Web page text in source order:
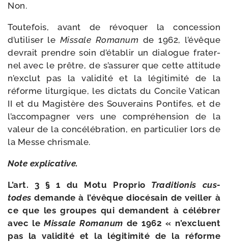
Non.
Toutefois, avant de révo­quer la conces­sion
d’utiliser le Missale Romanum de 1962, l’évêque
devrait prendre soin d’établir un dia­logue fra­ter­
nel avec le prêtre, de s’assurer que cette atti­tude
n’exclut pas la vali­di­té et la légi­ti­mi­té de la
réforme litur­gique, les dic­tats du Concile Vatican
II et du Magistère des Souverains Pontifes, et de
l’accompagner vers une com­pré­hen­sion de la
valeur de la concé­lé­bra­tion, en par­ti­cu­lier lors de
la Messe chrismale.
Note expli­ca­tive.
L’art. 3 § 1 du Motu Proprio Traditionis cus­
todes demande à l’évêque dio­cé­sain de veiller à
ce que les groupes qui demandent à célé­brer
avec leMissale Romanum de 1962 « n’excluent
pas la vali­di­té et la légi­ti­mi­té de la réforme